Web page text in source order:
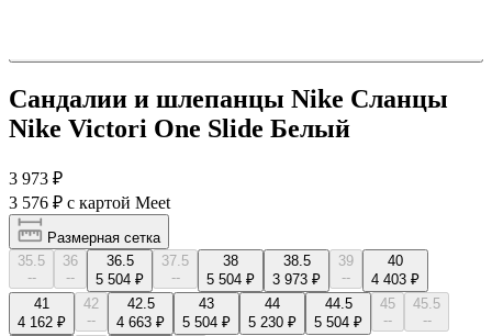
Сандалии и шлепанцы Nike Сланцы
Nike Victori One Slide Белый
3 973 ₽
3 576 ₽ с картой Meet
Размерная сетка
35.5
--
36
--
36.5
5 504 ₽
37.5
--
38
5 504 ₽
38.5
3 973 ₽
39
--
40
4 403 ₽
41
4 162 ₽
42
--
42.5
4 663 ₽
43
5 504 ₽
44
5 230 ₽
44.5
5 504 ₽
45
--
45.5
--